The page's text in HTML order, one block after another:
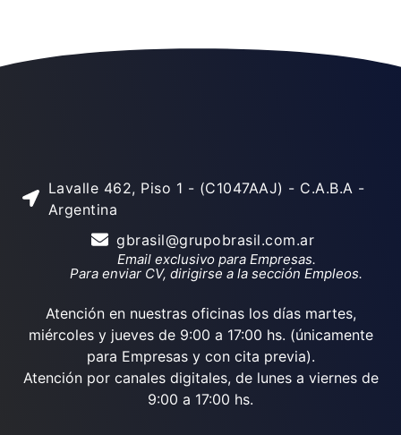
Lavalle 462, Piso 1 - (C1047AAJ) - C.A.B.A -
Argentina
gbrasil@grupobrasil.com.ar
Email exclusivo para Empresas.
Para enviar CV, dirigirse a la sección Empleos.
Atención en nuestras oficinas los días martes,
miércoles y jueves de 9:00 a 17:00 hs. (únicamente
para Empresas y con cita previa).
Atención por canales digitales, de lunes a viernes de
9:00 a 17:00 hs.